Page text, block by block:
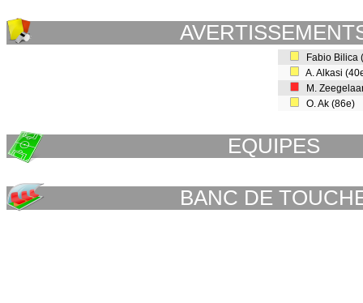
Fabio Bilica
A. Alkasi
M.
O. Ak (86e)
EQUIPES
BANC DE